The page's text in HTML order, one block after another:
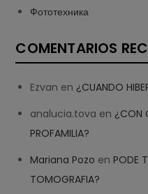
Фототехника
COMENTARIOS
Ezvan en ¿CUANDO
analucia.tova en ¿CON
PROFAMILIA?
Mariana Pozo enPODE
TOMOGRAFIA?